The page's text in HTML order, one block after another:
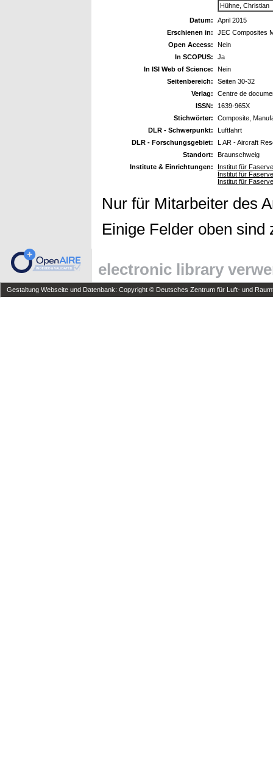
Hühne, Christian
Datum:
April 2015
Erschienen in:
JEC Composites
Open Access:
Nein
In SCOPUS:
Ja
In ISI Web of Science:
Nein
Seitenbereich:
Seiten 30-32
Verlag:
Centre de
ISSN:
1639-965X
Stichwörter:
Composite,
DLR - Schwerpunkt:
Luftfahrt
DLR - Forschungsgebiet:
L AR - Aircraft
Standort:
Braunschweig
Institute & Einrichtungen:
Institut für
Institut für
Institut für
Nur für Mitarbeiter des
Einige Felder oben
electronic library
Gestaltung Webseite und Datenbank: Copyright © Deutsches Zentrum für Luft- und